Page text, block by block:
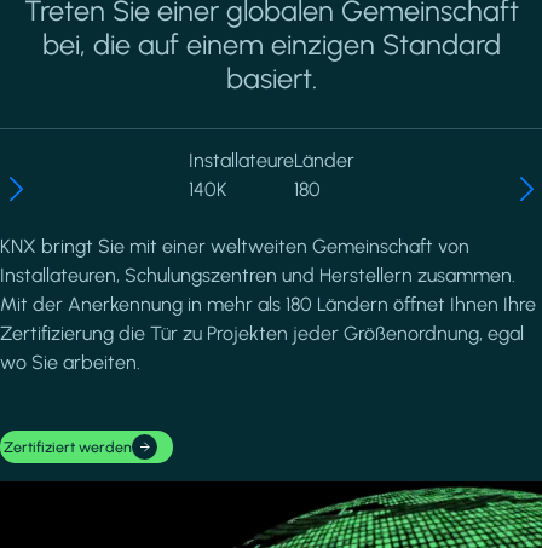
Treten Sie einer globalen Gemeinschaft
bei, die auf einem einzigen Standard
basiert.
Installateure
140K
Länder
180
KNX bringt Sie mit einer weltweiten Gemeinschaft von
Installateuren, Schulungszentren und Herstellern zusammen.
Mit der Anerkennung in mehr als 180 Ländern öffnet Ihnen Ihre
Zertifizierung die Tür zu Projekten jeder Größenordnung, egal
wo Sie arbeiten.
Zertifiziert werden